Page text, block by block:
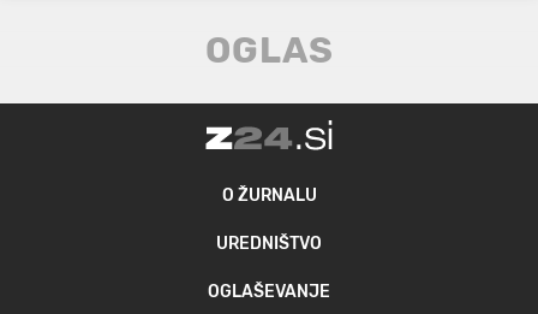
O ŽURNALU
UREDNIŠTVO
OGLAŠEVANJE